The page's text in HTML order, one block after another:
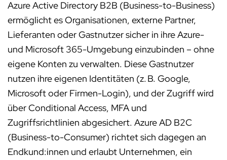
Azure Active Directory B2B (Business-to-Business)
ermöglicht es Organisationen, externe Partner,
Lieferanten oder Gastnutzer sicher in ihre Azure-
und Microsoft 365-Umgebung einzubinden – ohne
eigene Konten zu verwalten. Diese Gastnutzer
nutzen ihre eigenen Identitäten (z. B. Google,
Microsoft oder Firmen-Login), und der Zugriff wird
über Conditional Access, MFA und
Zugriffsrichtlinien abgesichert. Azure AD B2C
(Business-to-Consumer) richtet sich dagegen an
Endkund:innen und erlaubt Unternehmen, ein